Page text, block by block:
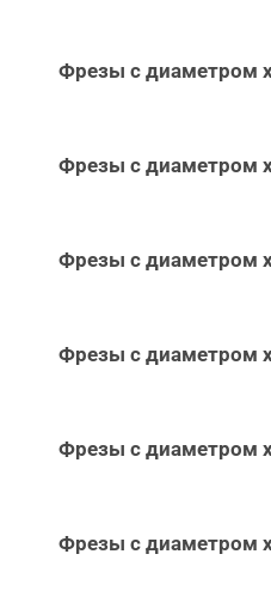
Фрезы с диаметром
Фрезы с диаметром
Фрезы с диаметром
Фрезы с диаметром
Фрезы с диаметром
Фрезы с диаметром